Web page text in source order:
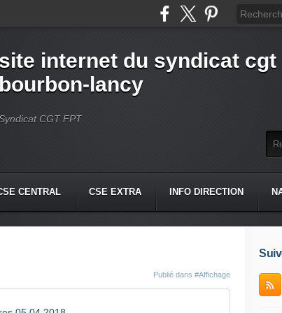
site internet du syndicat cgt
bourbon-lancy
CGT FPT
CENTRAL CSE EXTRA INFO DIRECTION
Publié dans #Affichage